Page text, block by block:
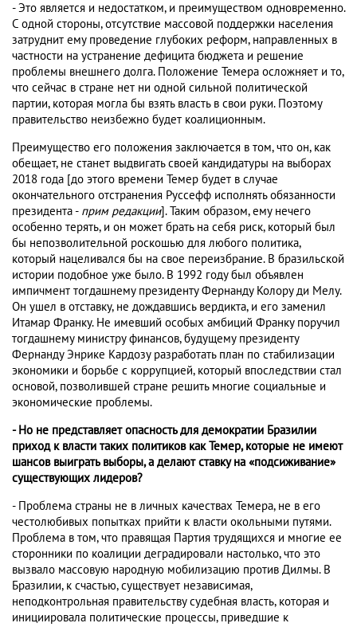
- Это является и недостатком, и преимуществом одновременно.
С одной стороны, отсутствие массовой поддержки населения
затруднит ему проведение глубоких реформ, направленных в
частности на устранение дефицита бюджета и решение
проблемы внешнего долга. Положение Темера осложняет и то,
что сейчас в стране нет ни одной сильной политической
партии, которая могла бы взять власть в свои руки. Поэтому
правительство неизбежно будет коалиционным.
Преимущество его положения заключается в том, что он, как
обещает, не станет выдвигать своей кандидатуры на выборах
2018 года [до этого времени Темер будет в случае
окончательного отстранения Руссефф исполнять обязанности
президента - прим редакции]. Таким образом, ему нечего
особенно терять, и он может брать на себя риск, который был
бы непозволительной роскошью для любого политика,
который нацеливался бы на свое переизбрание. В бразильской
истории подобное уже было. В 1992 году был объявлен
импичмент тогдашнему президенту Фернанду Колору ди Мелу.
Он ушел в отставку, не дождавшись вердикта, и его заменил
Итамар Франку. Не имевший особых амбиций Франку поручил
тогдашнему министру финансов, будущему президенту
Фернанду Энрике Кардозу разработать план по стабилизации
экономики и борьбе с коррупцией, который впоследствии стал
основой, позволившей стране решить многие социальные и
экономические проблемы.
- Но не представляет опасность для демократии Бразилии
приход к власти таких политиков как Темер, которые не имеют
шансов выиграть выборы, а делают ставку на «подсиживание»
существующих лидеров?
- Проблема страны не в личных качествах Темера, не в его
честолюбивых попытках прийти к власти окольными путями.
Проблема в том, что правящая Партия трудящихся и многие ее
сторонники по коалиции деградировали настолько, что это
вызвало массовую народную мобилизацию против Дилмы. В
Бразилии, к счастью, существует независимая,
неподконтрольная правительству судебная власть, которая и
инициировала политические процессы, приведшие к